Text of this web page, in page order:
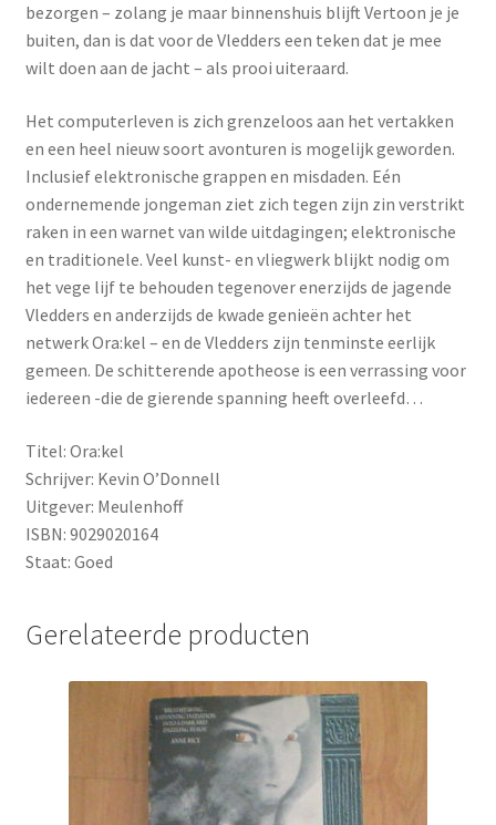
bezorgen – zolang je maar binnenshuis blijft Vertoon je je
buiten, dan is dat voor de Vledders een teken dat je mee
wilt doen aan de jacht – als prooi uiteraard.
Het computerleven is zich grenzeloos aan het vertakken
en een heel nieuw soort avonturen is mogelijk geworden.
Inclusief elektronische grappen en misdaden. Eén
ondernemende jongeman ziet zich tegen zijn zin verstrikt
raken in een warnet van wilde uitdagingen; elektronische
en traditionele. Veel kunst- en vliegwerk blijkt nodig om
het vege lijf te behouden tegenover enerzijds de jagende
Vledders en anderzijds de kwade genieën achter het
netwerk Ora:kel – en de Vledders zijn tenminste eerlijk
gemeen. De schitterende apotheose is een verrassing voor
iedereen -die de gierende spanning heeft overleefd…
Titel: Ora:kel
Schrijver: Kevin O’Donnell
Uitgever: Meulenhoff
ISBN: 9029020164
Staat: Goed
Gerelateerde producten